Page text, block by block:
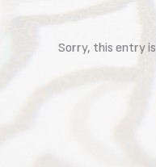
Sorry, this entry